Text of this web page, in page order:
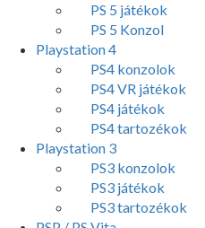
PS 5 játékok
PS 5 Konzol
Playstation 4
PS4 konzolok
PS4 VR játékok
PS4 játékok
PS4 tartozékok
Playstation 3
PS3 konzolok
PS3 játékok
PS3 tartozékok